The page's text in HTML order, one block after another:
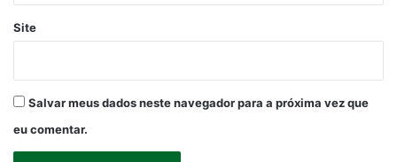
Site
Salvar meus dados neste navegador para a próxima vez que
eu comentar.